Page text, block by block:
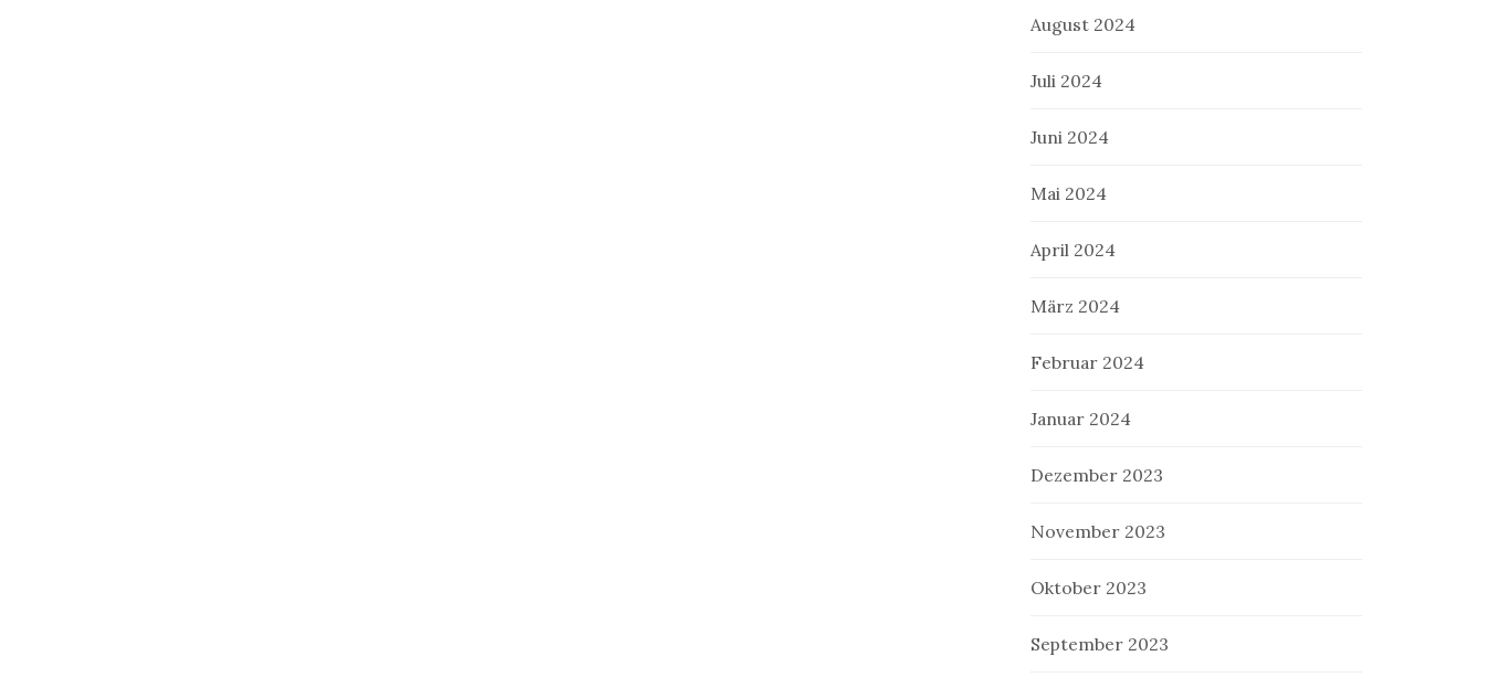
August 2024
Juli 2024
Juni 2024
Mai 2024
April 2024
März 2024
Februar 2024
Januar 2024
Dezember 2023
November 2023
Oktober 2023
September 2023